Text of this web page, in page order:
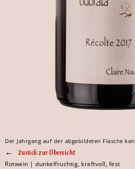
Der Jahrgang auf der abgebildeten Flasche
Zurück zur Übersicht
Rotwein | dunkelfruchtig, kraftvoll, fest